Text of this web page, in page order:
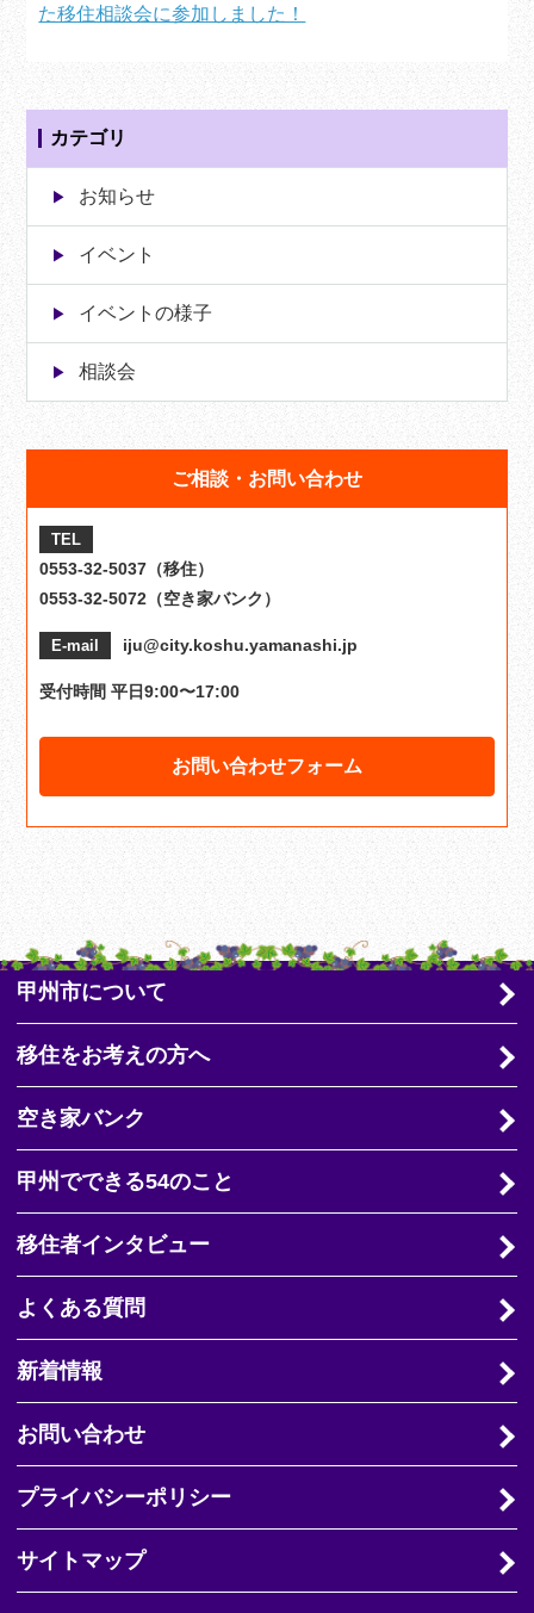
た移住相談会に参加しました！
カテゴリ
お知らせ
イベント
イベントの様子
相談会
ご相談・お問い合わせ
TEL
0553-32-5037（移住）
0553-32-5072（空き家バンク）
E-mail iju@city.koshu.yamanashi.jp
受付時間 平日9:00〜17:00
お問い合わせフォーム
甲州市について
移住をお考えの方へ
空き家バンク
甲州でできる54のこと
移住者インタビュー
よくある質問
新着情報
お問い合わせ
プライバシーポリシー
サイトマップ